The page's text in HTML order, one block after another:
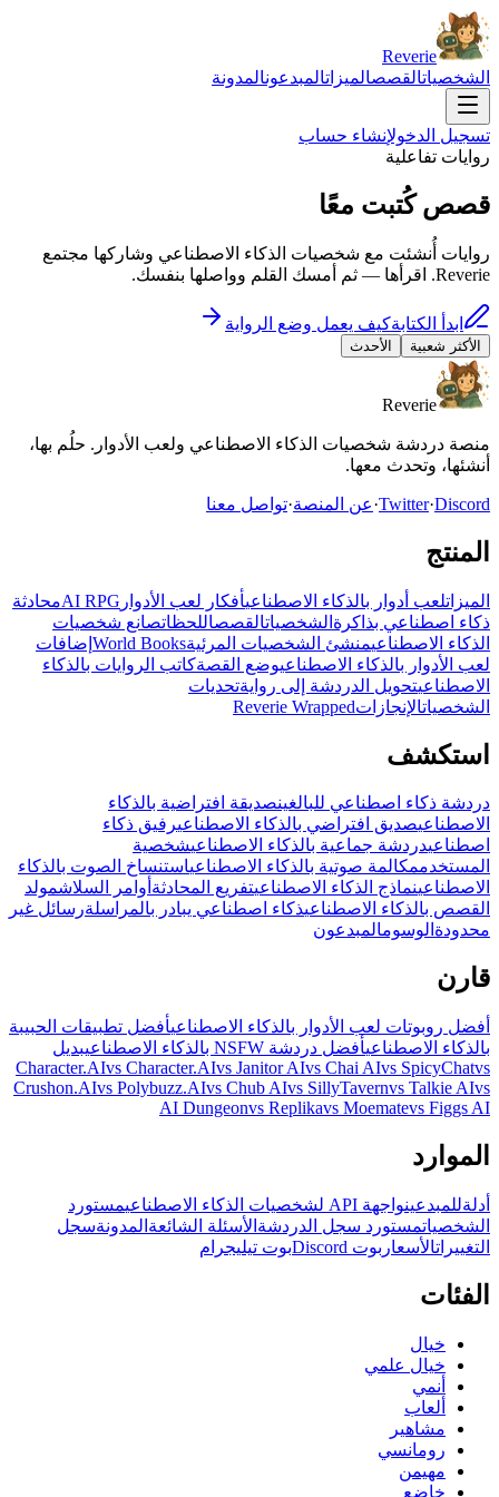
Reverie
الشخصياتالقصصالميزاتالمبدعونالمدونة
تسجيل الدخولإنشاء حساب
روايات تفاعلية
قصص كُتبت معًا
روايات أُنشئت مع شخصيات الذكاء الاصطناعي وشاركها مجتمع
Reverie. اقرأها — ثم أمسك القلم وواصلها بنفسك.
ابدأ الكتابةكيف يعمل وضع الرواية
الأكثر شعبية الأحدث
Reverie
منصة دردشة شخصيات الذكاء الاصطناعي ولعب الأدوار. حلُم بها،
أنشئها، وتحدث معها.
Twitter·Discord
·عن المنصة·تواصل معنا
المنتج
الميزاتلعب أدوار بالذكاء الاصطناعيأفكار لعب الأدوار AI RPGمحادثة
ذكاء اصطناعي بذاكرة الشخصياتالقصصاللحظاتصانع شخصيات
الذكاء الاصطناعيمنشئ الشخصيات المرئيةWorld Books إضافات
لعب الأدوار بالذكاء الاصطناعيوضع القصةكاتب الروايات بالذكاء
الاصطناعيتحويل الدردشة إلى روايةتحديات
الشخصياتالإنجازاتReverie Wrapped
استكشف
دردشة ذكاء اصطناعي للبالغينصديقة افتراضية بالذكاء
الاصطناعيصديق افتراضي بالذكاء الاصطناعيرفيق ذكاء
اصطناعيدردشة جماعية بالذكاء الاصطناعيشخصية
المستخدممكالمة صوتية بالذكاء الاصطناعياستنساخ الصوت بالذكاء
الاصطناعينماذج الذكاء الاصطناعيتفريع المحادثة أوامر السلاشمولد
القصص بالذكاء الاصطناعيذكاء اصطناعي يبادر بالمراسلةرسائل غير
محدودة الوسومالمبدعون
قارن
أفضل روبوتات لعب الأدوار بالذكاء الاصطناعيأفضل تطبيقات الحبيبة
بالذكاء الاصطناعيأفضل دردشة NSFW بالذكاء الاصطناعي
بديل
Character.AIvs Character.AIvs Janitor AIvs Chai AIvs SpicyChatvs
Crushon.AIvs Polybuzz.AIvs Chub AIvs SillyTavernvs Talkie AIvs
AI Dungeonvs Replikavs Moematevs Figgs AI
الموارد
أدلةللمبدعينواجهة API لشخصيات الذكاء الاصطناعي
مستورد
الشخصياتمستورد سجل الدردشة الأسئلة الشائعة المدونةسجل
التغييراتالأسعار بوت Discord بوت تيليجرام
الفئات
خيال
خيال علمي
أنمي
ألعاب
مشاهير
رومانسي
مهيمن
خاضع